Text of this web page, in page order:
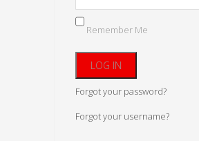
Remember Me
Forgot your password?
Forgot your username?